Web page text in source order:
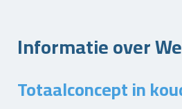
Informatie over
Totaalconcept in